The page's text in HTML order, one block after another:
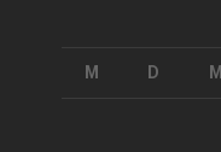
M D M